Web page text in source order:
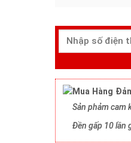
Sản phảm cam
Đền gấp 10 lần